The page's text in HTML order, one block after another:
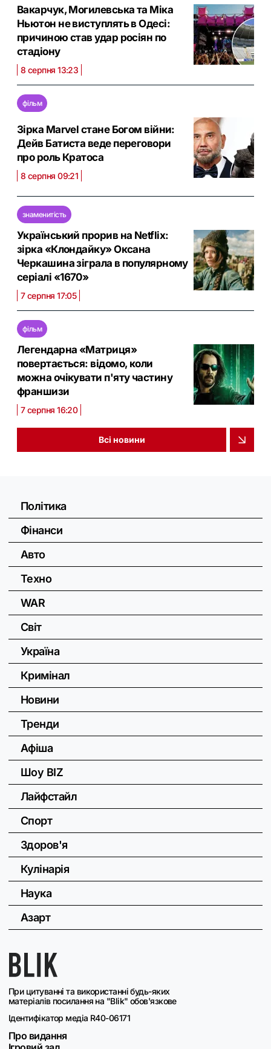
Вакарчук, Могилевська та Міка
Ньютон не виступлять в Одесі:
причиною став удар росіян по
стадіону
8 серпня 13:23
фільм
Зірка Marvel стане Богом війни:
Дейв Батиста веде переговори
про роль Кратоса
8 серпня 09:21
знаменитість
Український прорив на Netflix:
зірка «Клондайку» Оксана
Черкашина зіграла в популярному
серіалі «1670»
7 серпня 17:05
фільм
Легендарна «Матриця»
повертається: відомо, коли
можна очікувати п'яту частину
франшизи
7 серпня 16:20
Всі новини
При цитуванні та використанні будь-яких
матеріалів посилання на "Blik" обов'язкове
Ідентифікатор медіа R40-06171
Про видання
Політика
Фінанси
Авто
Техно
WAR
Світ
Україна
Кримінал
Новини
Тренди
Афіша
Шоу BIZ
Лайфстайл
Спорт
Здоров'я
Кулінарія
Наука
Азарт